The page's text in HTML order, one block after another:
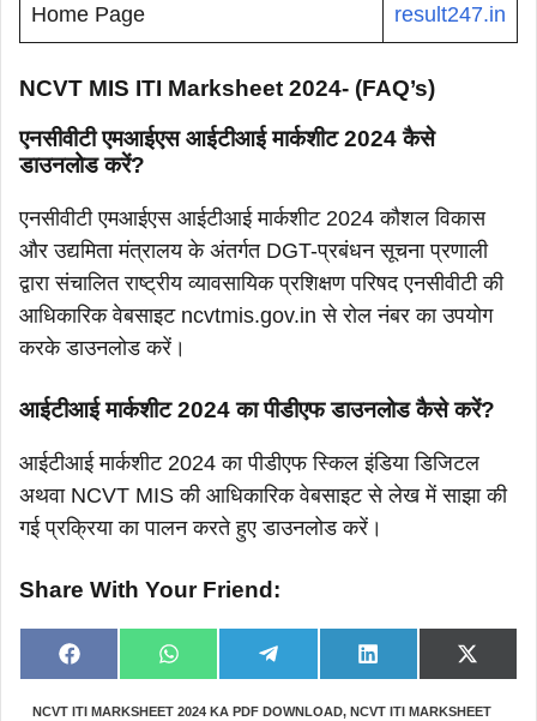
Home Page result247.in
NCVT MIS ITI Marksheet 2024- (FAQ’s)
एनसीवीटी एमआईएस आईटीआई मार्कशीट 2024 कैसे
डाउनलोड करें?
एनसीवीटी एमआईएस आईटीआई मार्कशीट 2024 कौशल विकास
और उद्यमिता मंत्रालय के अंतर्गत DGT-प्रबंधन सूचना प्रणाली
द्वारा संचालित राष्ट्रीय व्यावसायिक प्रशिक्षण परिषद एनसीवीटी की
आधिकारिक वेबसाइट ncvtmis.gov.in से रोल नंबर का उपयोग
करके डाउनलोड करें।
आईटीआई मार्कशीट 2024 का पीडीएफ डाउनलोड कैसे करें?
आईटीआई मार्कशीट 2024 का पीडीएफ स्किल इंडिया डिजिटल
अथवा NCVT MIS की आधिकारिक वेबसाइट से लेख में साझा की
गई प्रक्रिया का पालन करते हुए डाउनलोड करें।
Share With Your Friend:
Share
on
F
a
e
Share
on
W
h
t
Share
on
e
e
Share
on
L
i
k
Share
on
X
(
w
NCVT ITI MARKSHEET 2024 KA PDF DOWNLOAD, NCVT ITI MARKSHEET